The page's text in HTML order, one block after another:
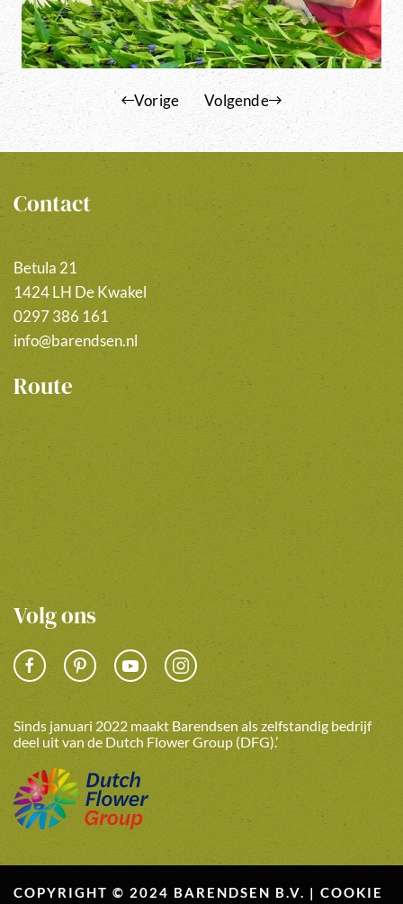
Vorige Volgende
Contact
Betula 21
1424 LH De Kwakel
0297 386 161
info@barendsen.nl
Route
Volg ons
Sinds januari 2022 maakt Barendsen als zelfstandig bedrijf
deel uit van de Dutch Flower Group (DFG).’
COPYRIGHT © 2024 BARENDSEN B.V. | COOKIE